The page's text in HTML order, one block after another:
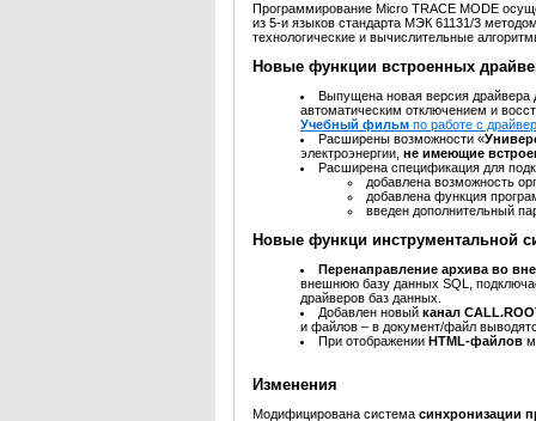
Программирование Micro TRACE MODE
из 5-и языков стандарта МЭК 61131/3
технологические и вычислительные
Новые функции встроенных
Выпущена новая версия
автоматическим отключением и
Учебный фильм по работе с
Расширены возможности «
электроэнергии, не имеющие
Расширена спецификация для
добавлена возможность
добавлена функция
введен дополнительный
Новые функци инструментальной
Перенаправление архива во
внешнюю базу данных SQL,
драйверов баз данных.
Добавлен новый канал
и файлов – в документ/файл
При отображении HTML-файлов
Изменения
Модифицирована система синхронизации